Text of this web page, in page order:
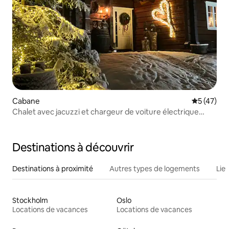
Cabane
5 (47)
Chalet avec jacuzzi et chargeur de voiture électrique
Destinations à découvrir
Destinations à proximité Autres types de logements
Stockholm
Locations de vacances
Oslo
Locations de vacances